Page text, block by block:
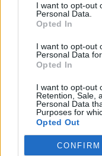
I want to opt-out
Personal Data.
Opted In
I want to opt-out
Personal Data
Opted In
I want to opt-out
Retention, Sale,
Personal Data
Purposes for
Opted Out
CONFIRM
In evidenza